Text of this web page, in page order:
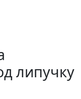
липучку